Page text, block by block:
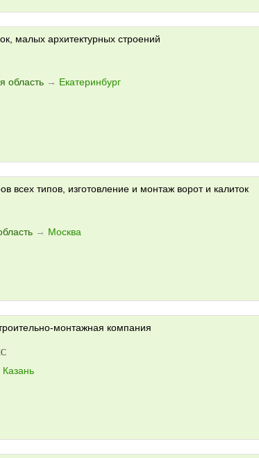
малых архитектурных строений
область → Екатеринбург
всех типов, изготовление и монтаж ворот и калиток
→ Москва
монтажная компания
Казань